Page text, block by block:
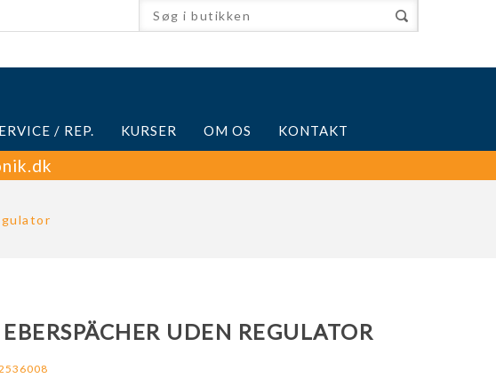
/ REP. KURSER OM OS KONTAKT
UDEN REGULATOR